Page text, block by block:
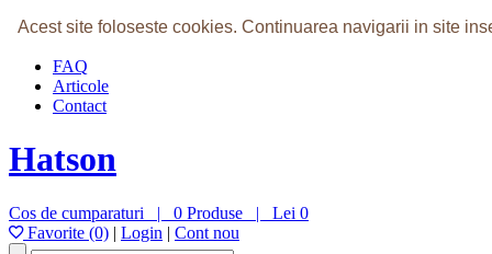
Acest site foloseste cookies. Continuarea navigarii in site
Home
FAQ
Articole
Contact
Hatson
Cos de cumparaturi | 0 Produse | Lei 0
Favorite (0) | Login | Cont nou